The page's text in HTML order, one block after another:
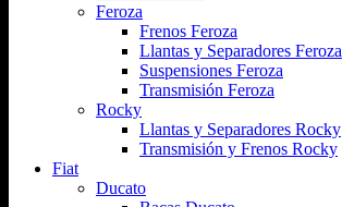
Feroza
Frenos Feroza
Llantas y Separadores Feroza
Suspensiones Feroza
Transmisión Feroza
Rocky
Llantas y Separadores Rocky
Transmisión y Frenos Rocky
Fiat
Ducato